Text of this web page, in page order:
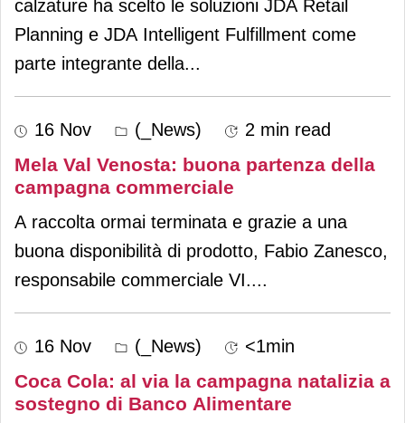
calzature ha scelto le soluzioni JDA Retail
Planning e JDA Intelligent Fulfillment come
parte integrante della...
16 Nov (_News) 2 min read
Mela Val Venosta: buona partenza della
campagna commerciale
A raccolta ormai terminata e grazie a una
buona disponibilità di prodotto, Fabio Zanesco,
responsabile commerciale VI....
16 Nov (_News) <1min
Coca Cola: al via la campagna natalizia a
sostegno di Banco Alimentare